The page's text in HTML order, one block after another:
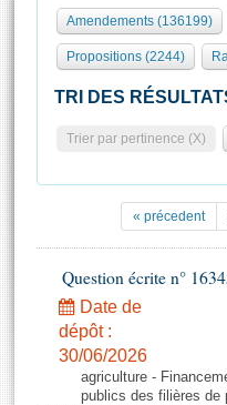
577 députés
Groupes politiques
Commissions et
Europe et
Pétitions
Projets de loi
Propositions de loi
Amendements
Textes adoptés
Organisation de
Présidence Conférence
Statistiques et
Documents de
( Constitution |
Histoire
Juniors
Anciennes
Visite virtuelle du
Assister à une séance
La Bibliothèque
Contacts et plan
Photos libres de droit
Amendements (136199)
Propositions (2244)
TRI DES
Trier par pertinence (X)
« précedent
Question écrite n°
Date de
dépôt :
30/06/2026
agriculture -
publics des filières de